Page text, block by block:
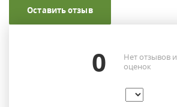
Оставить отзыв
0
Нет отзывов и
оценок